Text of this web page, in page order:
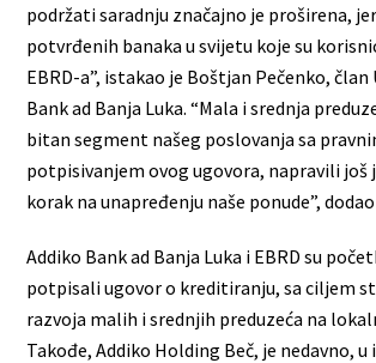
podržati saradnju značajno je proširena,
potvrđenih banaka u svijetu koje su
EBRD-a”, istakao je Boštjan Pečenko, član
Bank ad Banja Luka. “Mala i srednja
bitan segment našeg poslovanja sa
potpisivanjem ovog ugovora, napravili još
korak na unapređenju naše ponude”,
Addiko Bank ad Banja Luka i EBRD su
potpisali ugovor o kreditiranju, sa ciljem
razvoja malih i srednjih preduzeća na
Takođe, Addiko Holding Beč, je nedavno, u